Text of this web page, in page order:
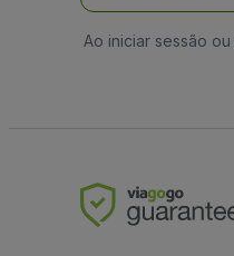
Ao iniciar sessão